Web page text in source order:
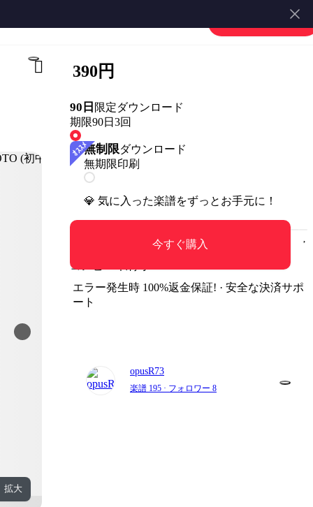
会員登録・ログイン
拡大
390円
90日 限定ダウンロード
期限90日 3回
無制限ダウンロード
無期限印刷
💎 気に入った楽譜をずっとお手元に！
今すぐ購入
コンビニ印刷可
エラー発生時 100%返金保証! · 安全な決済サポ
ート
opusR73
楽譜 195 · フォロワー 8